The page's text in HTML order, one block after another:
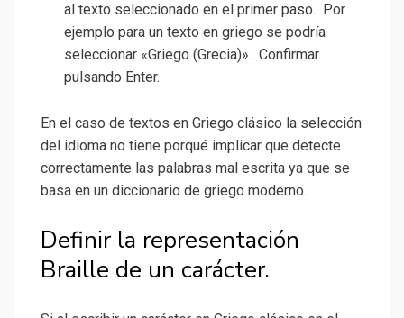
al texto seleccionado en el primer paso. Por
ejemplo para un texto en griego se podría
seleccionar «Griego (Grecia)». Confirmar
pulsando Enter.
En el caso de textos en Griego clásico la selección
del idioma no tiene porqué implicar que detecte
correctamente las palabras mal escrita ya que se
basa en un diccionario de griego moderno.
Definir la representación
Braille de un carácter.